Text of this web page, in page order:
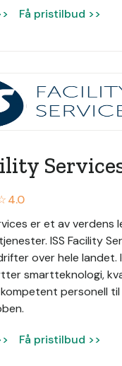
Få pristilbud >>
4.0
er et av verdens
ISS Facility
over hele landet.
smartteknologi,
personell
Få pristilbud >>